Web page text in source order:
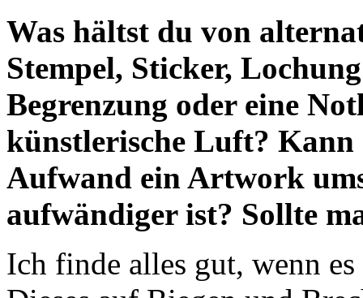
Was hältst du von
Stempel, Sticker,
Begrenzung oder eine
künstlerische Luft?
Aufwand ein Artwork
aufwändiger ist? Sollte
Ich finde alles gut, wenn